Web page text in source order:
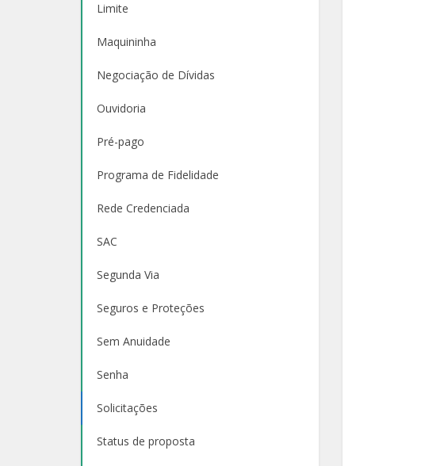
Limite
Maquininha
Negociação de Dívidas
Ouvidoria
Pré-pago
Programa de Fidelidade
Rede Credenciada
SAC
Segunda Via
Seguros e Proteções
Sem Anuidade
Senha
Solicitações
Status de proposta